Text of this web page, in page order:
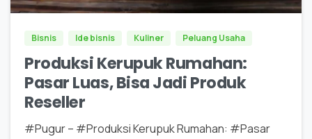
Bisnis Ide bisnis Kuliner Peluang Usaha
Produksi Kerupuk Rumahan:
Pasar Luas, Bisa Jadi Produk
Reseller
#Pugur – #Produksi Kerupuk Rumahan: #Pasar